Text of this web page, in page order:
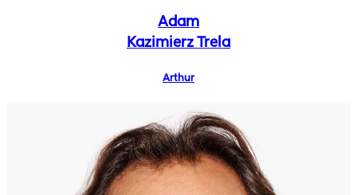
Adam
Kazimierz Trela
Arthur